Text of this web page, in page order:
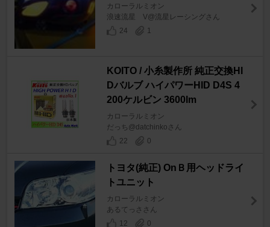
カローラルミオン
浪速流星 V@流星レーシングさん
24
1
KOITO / 小糸製作所 純正交換HI
Dバルブ ハイパワーHID D4S 4
200ケルビン 3600lm
カローラルミオン
だっち@datchinkoさん
22
0
トヨタ(純正) OnＢ用ヘッドライ
トユニット
カローラルミオン
あるてっささん
12
0